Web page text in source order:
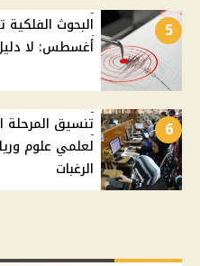
5
أغسطس: لا
6
لعلمي علوم
الرغبات